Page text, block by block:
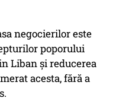
negocierilor este
poporului
Liban şi reducerea
acesta, fără a